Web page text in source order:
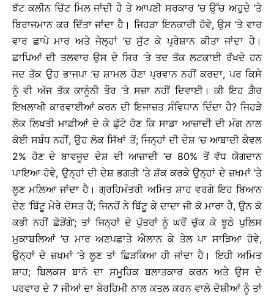
ਝੱਟ ਕਲੀਨ ਚਿੱਟ ਮਿਲ ਜਾਂਦੀ ਹੈ ਤੇ ਆਪਣੀ ਸਰਕਾਰ ’ਚ ਉੱਚ ਅਹੁਦੇ ’ਤੇ
ਬਿਰਾਜਮਾਨ ਕਰ ਦਿੱਤਾ ਜਾਂਦਾ ਹੈ। ਜਿਹੜਾ ਇਨਕਾਰੀ ਹੋਵੇ, ਉਸ ’ਤੇ ਵਾਰ
ਵਾਰ ਛਾਪੇ ਮਾਰ ਅਤੇ ਜੇਲ੍ਹਾਂ ’ਚ ਸੁੱਟ ਕੇ ਪ੍ਰੇਸ਼ਾਨ ਕੀਤਾ ਜਾਂਦਾ ਹੈ।
ਛਾਪਿਆਂ ਦੀ ਤਲਵਾਰ ਉਸ ਦੇ ਸਿਰ ’ਤੇ ਤਦ ਤੱਕ ਲਟਕਾਈ ਰੱਖਦੇ ਹਨ
ਜਦ ਤੱਕ ਉਹ ਭਾਜਪਾ ’ਚ ਸ਼ਾਮਲ ਹੋਣਾ ਪ੍ਰਵਾਨ ਨਹੀਂ ਕਰਦਾ, ਪਰ ਕਿਸੇ
ਨੂੰ ਵੀ ਅੱਜ ਤੱਕ ਕਾਨੂੰਨੀ ਤੌਰ ’ਤੇ ਸਜ਼ਾ ਨਹੀਂ ਦਿਵਾਈ। ਕੀ ਇਹ ਗ਼ੈਰ
ਇਖਲਾਖੀ ਕਾਰਵਾਈਆਂ ਕਰਨ ਦੀ ਇਜਾਜ਼ਤ ਸੰਵਿਧਾਨ ਦਿੰਦਾ ਹੈ? ਜਿਹੜੇ
ਲੋਕ ਲਿਖਤੀ ਮਾਫ਼ੀਆਂ ਦੇ ਕੇ ਛੁੱਟੇ ਹੋਣ ਕਿ ਸਾਡਾ ਆਜ਼ਾਦੀ ਦੀ ਮੰਗ ਨਾਲ
ਕੋਈ ਸਬੰਧ ਨਹੀਂ, ਉਹ ਲੋਕ ਸਿੱਖਾਂ ਤੋਂ; ਜਿਨ੍ਹਾਂ ਦੀ ਦੇਸ਼ ’ਚ ਆਬਾਦੀ ਕੇਵਲ
2% ਹੋਣ ਦੇ ਬਾਵਜੂਦ ਦੇਸ਼ ਦੀ ਆਜ਼ਾਦੀ ’ਚ 80% ਤੋਂ ਵੱਧ ਯੋਗਦਾਨ
ਪਾਇਆ ਹੋਵੇ, ਉਨ੍ਹਾਂ ਦੀ ਦੇਸ਼ ਭਗਤੀ ’ਤੇ ਸ਼ੱਕ ਕਰਕੇ ਉਨ੍ਹਾਂ ਦੇ ਜ਼ਖਮਾਂ ’ਤੇ
ਲੂਣ ਮਲ਼ਿਆ ਜਾਂਦਾ ਹੈ। ਗ੍ਰਹਿਮੰਤਰੀ ਅਮਿਤ ਸ਼ਾਹ ਵਰਗੇ ਇਹ ਬਿਆਨ
ਦੇਣ ‘ਬਿੱਟੂ ਮੇਰੇ ਦੋਸਤ ਹੈਂ; ਜਿਨਹੋਂ ਨੇ ਬਿੱਟੂ ਕੇ ਦਾਦਾ ਜੀ ਕੋ ਮਾਰਾ ਹੈ, ਉਨ ਕੋ
ਕਭੀ ਨਹੀਂ ਛੋੜੇਂਗੇ’; ਤਾਂ ਜਿਨ੍ਹਾਂ ਦੇ ਪੁੱਤਰਾਂ ਨੂੰ ਘਰੋਂ ਚੁੱਕ ਕੇ ਝੂਠੇ ਪੁਲਿਸ
ਮੁਕਾਬਲਿਆਂ ’ਚ ਮਾਰ ਅਣਪਛਾਤੇ ਐਲਾਨ ਕੇ ਤੇਲ ਪਾ ਸਾੜਿਆ ਹੋਵੇ,
ਉਨ੍ਹਾਂ ਦੇ ਜ਼ਖਮਾਂ ’ਤੇ ਲੂਣ ਤਾਂ ਛਿੜਕਿਆ ਹੀ ਜਾਂਦਾ ਹੈ। ਇਹੀ ਅਮਿਤ
ਸ਼ਾਹ; ਬਿਲਕਸ ਬਾਨੋ ਦਾ ਸਮੂਹਿਕ ਬਲਾਤਕਾਰ ਕਰਨ ਅਤੇ ਉਸ ਦੇ
ਪਰਵਾਰ ਦੇ 7 ਜੀਆਂ ਦਾ ਬੇਰਹਿਮੀ ਨਾਲ ਕਤਲ ਕਰਨ ਵਾਲੇ ਦੋਸ਼ੀਆਂ ਨੂੰ ਤਾਂ